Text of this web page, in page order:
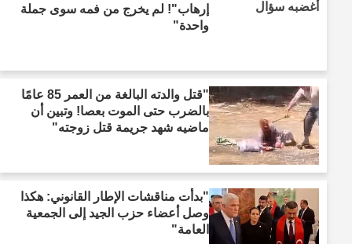
إرهاب"! لم يخرج من فمه سوى جملة
واحدة"
"قتل والدته البالغة من العمر 85 عامًا
بالضرب حتى الموت بعصا! وتبين أن
ماضيه شهد جريمة قتل زوجته"
"بدأت مناقشات الإطار القانوني: هكذا
وصل أعضاء حزب الجيد إلى الجمعية
العامة"